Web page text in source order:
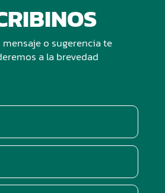
o sugerencia te
a la brevedad